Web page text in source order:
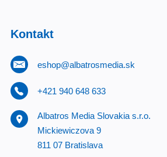
Kontakt
eshop@albatrosmedia.sk
+421 940 648 633
Albatros Media Slovakia s.r.o.
Mickiewiczova 9
811 07 Bratislava